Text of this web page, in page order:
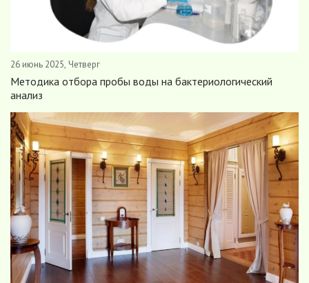
26 июнь 2025, Четверг
Методика отбора пробы воды на бактериологический
анализ